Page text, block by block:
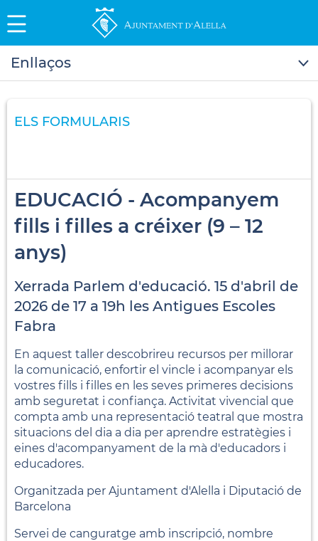
Enllaços
ELS FORMULARIS
EDUCACIÓ - Acompanyem
fills i filles a créixer (9 – 12
anys)
Xerrada Parlem d'educació. 15 d'abril de
2026 de 17 a 19h les Antigues Escoles
Fabra
En aquest taller descobrireu recursos per millorar
la comunicació, enfortir el vincle i acompanyar els
vostres fills i filles en les seves primeres decisions
amb seguretat i confiança. Activitat vivencial que
compta amb una representació teatral que mostra
situacions del dia a dia per aprendre estratègies i
eines d'acompanyament de la mà d'educadors i
educadores.
Organitzada per Ajuntament d'Alella i Diputació de
Barcelona
Servei de canguratge amb inscripció, nombre